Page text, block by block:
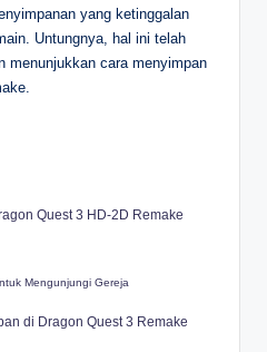
yang ketinggalan
Untungnya, hal ini telah
menunjukkan cara menyimpan
Quest 3 HD-2D Remake
Mengunjungi Gereja
di Dragon Quest 3 Remake